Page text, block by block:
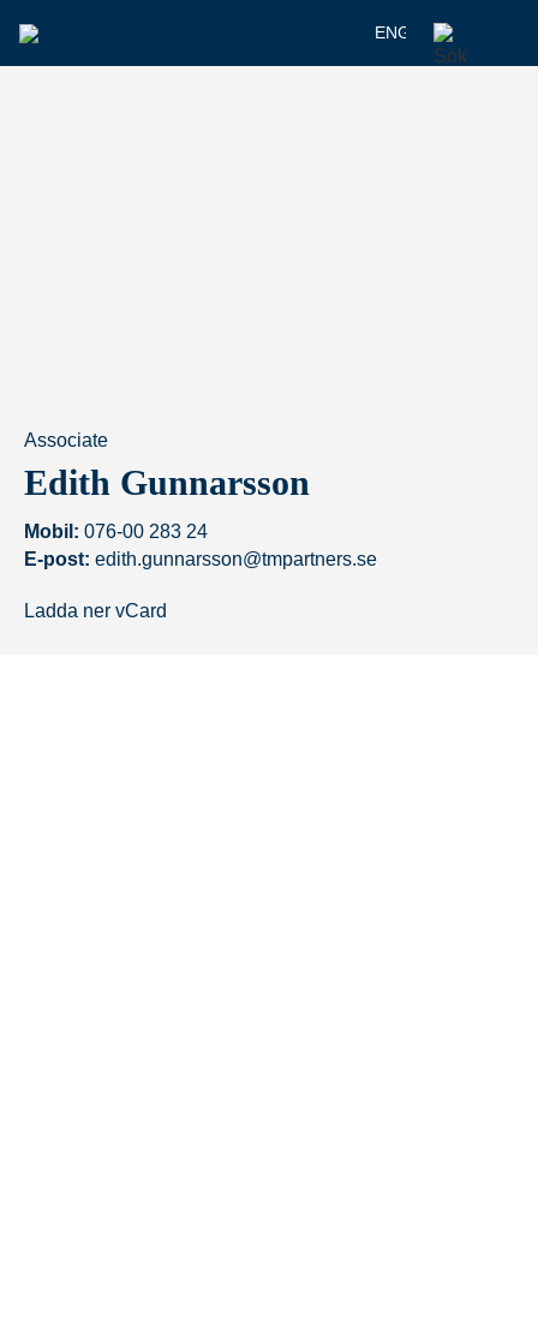
ENGELSKA
Associate
Edith Gunnarsson
Mobil: 076-00 283 24
E-post: edith.gunnarsson@tmpartners.se
Ladda ner vCard